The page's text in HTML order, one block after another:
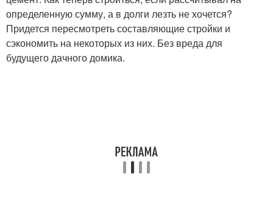
определенную сумму, а в долги лезть не хочется?
Придется пересмотреть составляющие стройки и
сэкономить на некоторых из них. Без вреда для
будущего дачного домика.